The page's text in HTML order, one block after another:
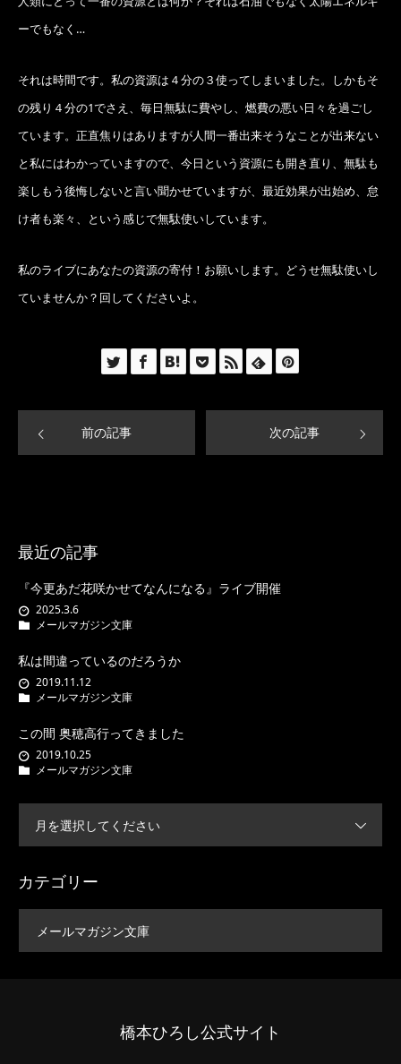
ーでもなく…
それは時間です。私の資源は４分の３使ってしまいました。しかもそ
の残り４分の1でさえ、毎日無駄に費やし、燃費の悪い日々を過ごし
ています。正直焦りはありますが人間一番出来そうなことが出来ない
と私にはわかっていますので、今日という資源にも開き直り、無駄も
楽しもう後悔しないと言い聞かせていますが、最近効果が出始め、怠
け者も楽々、という感じで無駄使いしています。
私のライブにあなたの資源の寄付！お願いします。どうせ無駄使いし
ていませんか？回してくださいよ。
前の記事 次の記事
最近の記事
『今更あだ花咲かせてなんになる』ライブ開催
2025.3.6
メールマガジン文庫
私は間違っているのだろうか
2019.11.12
メールマガジン文庫
この間 奥穂高行ってきました
2019.10.25
メールマガジン文庫
月を選択してください
カテゴリー
メールマガジン文庫
橋本ひろし公式サイト